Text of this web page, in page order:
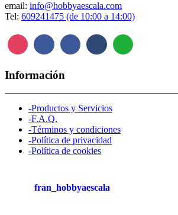
email: info@hobbyaescala.com
Tel: 609241475 (de 10:00 a 14:00)
Información
-Productos y Servicios
-F.A.Q.
-Términos y condiciones
-Política de privacidad
-Política de cookies
fran_hobbyaescala